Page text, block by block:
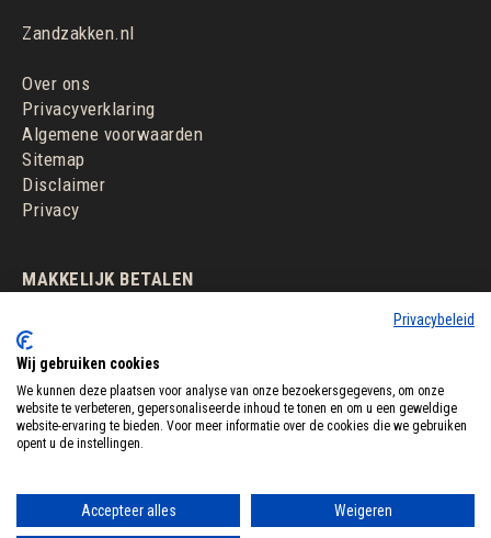
Zandzakken.nl
Over ons
Privacyverklaring
Algemene voorwaarden
Sitemap
Disclaimer
Privacy
MAKKELIJK BETALEN
Privacybeleid
Wij gebruiken cookies
We kunnen deze plaatsen voor analyse van onze bezoekersgegevens, om onze
website te verbeteren, gepersonaliseerde inhoud te tonen en om u een geweldige
website-ervaring te bieden. Voor meer informatie over de cookies die we gebruiken
opent u de instellingen.
Accepteer alles Weigeren